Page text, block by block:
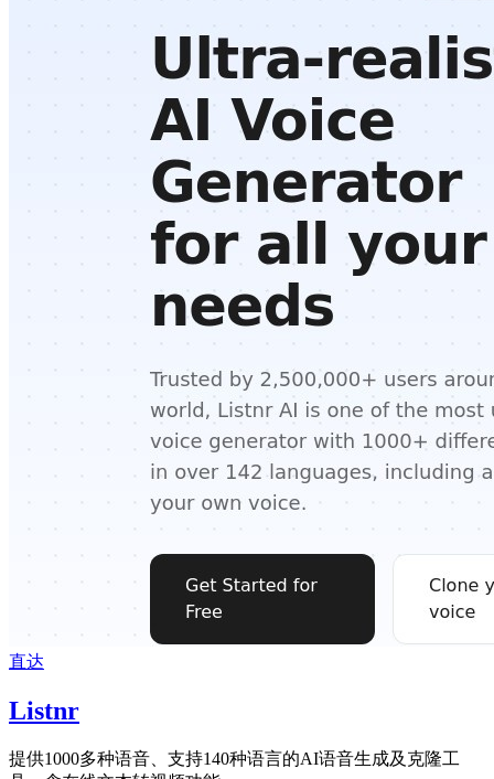
直达
Listnr
提供1000多种语音、支持140种语言的AI语音生成及克隆工